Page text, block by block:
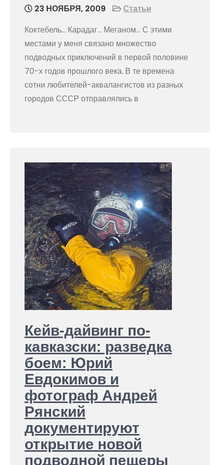
23 НОЯБРЯ, 2009
Статьи
Коктебель… Карадаг… Меганом… С этими
местами у меня связано множество
подводных приключений в первой половине
70-х годов прошлого века. В те времена
сотни любителей-аквалангистов из разных
городов СССР отправлялись в
Кейв-дайвинг по-
кавказски: разведка
боем: Юрий
Евдокимов и
фотограф Андрей
Рянский
документируют
открытие новой
подводной пещеры